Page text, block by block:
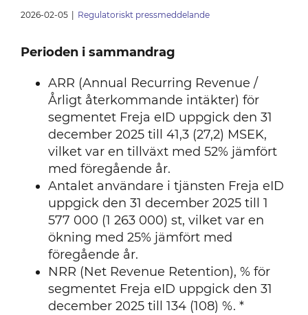
2026-02-05 Regulatoriskt pressmeddelande
Perioden i sammandrag
ARR (Annual Recurring Revenue /
Årligt återkommande intäkter) för
segmentet Freja eID uppgick den 31
december 2025 till 41,3 (27,2) MSEK,
vilket var en tillväxt med 52% jämfört
med föregående år.
Antalet användare i tjänsten Freja eID
uppgick den 31 december 2025 till 1
577 000 (1 263 000) st, vilket var en
ökning med 25% jämfört med
föregående år.
NRR (Net Revenue Retention), % för
segmentet Freja eID uppgick den 31
december 2025 till 134 (108) %. *